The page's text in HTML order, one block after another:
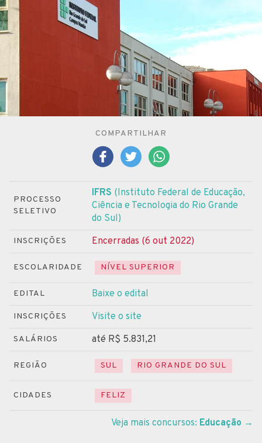
COMPARTILHAR
PROCESSO
SELETIVO
IFRS (Instituto Federal de Educação,
Ciência e Tecnologia do Rio Grande
do Sul)
INSCRIÇÕES Encerradas (6 out 2022)
ESCOLARIDADE NÍVEL SUPERIOR
EDITAL Baixe o edital
INSCRIÇÕES Visite o site
SALÁRIOS até R$ 5.831,21
REGIÃO SUL RIO GRANDE DO SUL
CIDADES FELIZ
Veja mais concursos: Educação →